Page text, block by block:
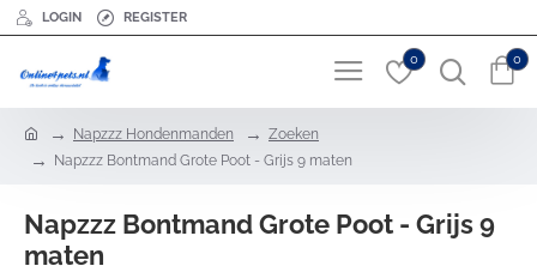
LOGIN REGISTER
0 0
Napzzz Hondenmanden
Zoeken
Napzzz Bontmand Grote Poot - Grijs 9 maten
Napzzz Bontmand Grote Poot - Grijs 9
maten